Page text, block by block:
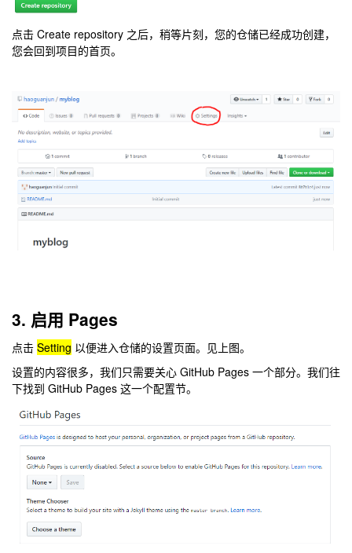
点击 Create repository 之后，稍等片刻，您的仓储已经成功创建，
您会回到项目的首页。
3. 启用 Pages
点击 Setting 以便进入仓储的设置页面。见上图。
设置的内容很多，我们只需要关心 GitHub Pages 一个部分。我们往
下找到 GitHub Pages 这一个配置节。